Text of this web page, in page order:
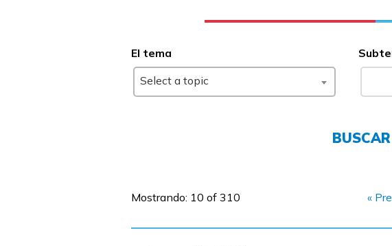
El tema
Select a topic
BUSCAR
Mostrando: 10 of 310 «